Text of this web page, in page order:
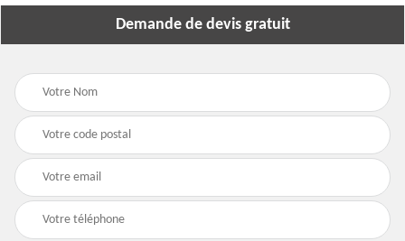
Demande de devis gratuit